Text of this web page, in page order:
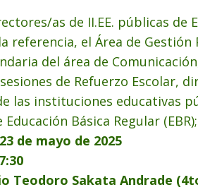
as de II.EE. públicas de
referencia, el Área de Gestión
del área de
de Refuerzo Escolar,
las instituciones educativas
Básica Regular
de mayo de 2025
Teodoro Sakata Andrade